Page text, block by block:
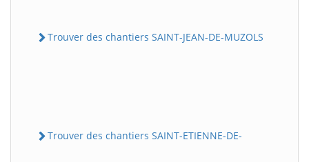
Trouver des chantiers SAINT-JEAN-DE-MUZOLS
Trouver des chantiers SAINT-ETIENNE-DE-